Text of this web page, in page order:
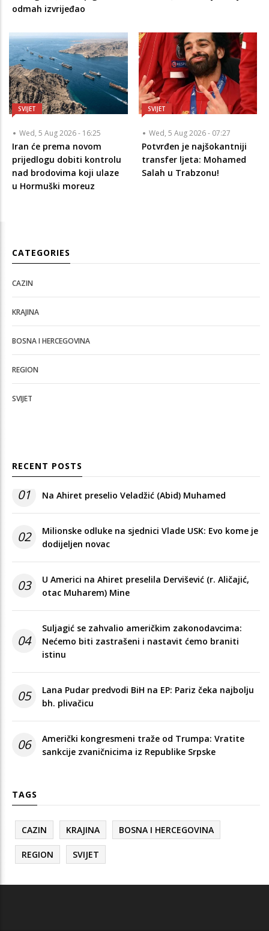
odmah izvrijeđao
SVIJET
Wed, 5 Aug 2026 - 16:25
Iran će prema novom
prijedlogu dobiti kontrolu
nad brodovima koji ulaze
u Hormuški moreuz
SVIJET
Wed, 5 Aug 2026 - 07:27
Potvrđen je najšokantniji
transfer ljeta: Mohamed
Salah u Trabzonu!
CATEGORIES
CAZIN
KRAJINA
BOSNA I HERCEGOVINA
REGION
SVIJET
RECENT POSTS
01 Na Ahiret preselio Veladžić (Abid) Muhamed
02
Milionske odluke na sjednici Vlade USK: Evo kome je
dodijeljen novac
03
U Americi na Ahiret preselila Dervišević (r. Aličajić,
otac Muharem) Mine
04
Suljagić se zahvalio američkim zakonodavcima:
Nećemo biti zastrašeni i nastavit ćemo braniti
istinu
05
Lana Pudar predvodi BiH na EP: Pariz čeka najbolju
bh. plivačicu
06
Američki kongresmeni traže od Trumpa: Vratite
sankcije zvaničnicima iz Republike Srpske
TAGS
CAZIN KRAJINA BOSNA I HERCEGOVINA
REGION SVIJET